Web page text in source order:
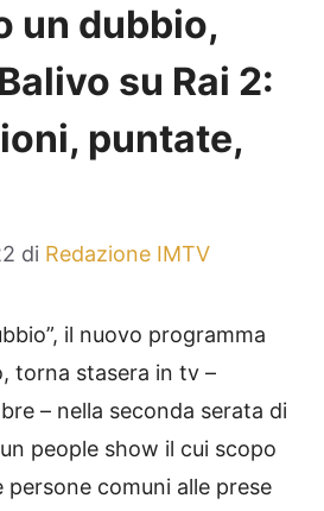
un dubbio,
su Rai 2:
puntate,
di Redazione IMTV
il nuovo programma
torna stasera in tv –
– nella seconda serata di
people show il cui scopo
persone comuni alle prese